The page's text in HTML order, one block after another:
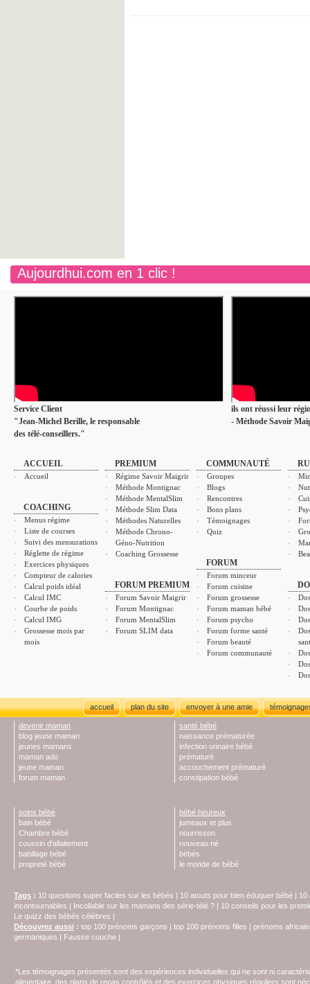
Aujourdhui.com en 1 clic !
Service Client
"Jean-Michel Berille, le responsable
des télé-conseillers."
ils ont réussi leur
- Méthode Savoir
ACCUEIL
Accueil
COACHING
Menus régime
Liste de courses
Suivi des mensurations
Réglette de régime
Exercices physiques
Compteur de calories
Calcul poids idéal
Calcul IMC
Courbe de poids
Calcul IMG
Grossesse mois par
mois
PREMIUM
Régime Savoir Maigrir
Méthode Montignac
Méthode MentalSlim
Méthode Slim Data
Méthodes Naturelles
Méthode Chrono-
Géno-Nutrition
Coaching Grossesse
FORUM PREMIUM
Forum Savoir Maigrir
Forum Montignac
Forum MentalSlim
Forum SLIM data
COMMUNAUTÉ
Groupes
Blogs
Rencontres
Bons plans
Témoignages
Quiz
FORUM
Forum minceur
Forum cuisine
Forum grossesse
Forum maman bébé
Forum psycho
Forum forme santé
Forum beauté
Forum communauté
accueil plan du site envoyer à une amie
devenir maman
blog jeune maman
jeunes mamans
maman ado
jeune maman
forum maman
santé bébé
naissance prématurée
infection urinaire bébé
prématuré
accouchement prématuré
constipation bébé
soins bébé
bain bébé
Chambre bébé
coussin d'allaitement
babillage bébé
propreté bébé
bébé heureux
jumeaux et plus
nourrisson
nouveau né
bébés
le monde de bébé
Tags : 10 questions super faciles sur les bébés | 10 atouts pour bien éduquer bébé | 10
incontournables | Incollable sur les mamans des série-télé ? | 10 conseils pour les
Le quizz des bébés célèbres |
Découvrez aussi : top 100 prénoms garçons | top 100 prénoms filles | prénoms
germaniques | Fausse couche |
*Les témoignages présentés sont des expériences individuelles qui ne sont ni
alimentaire, des plans de repas contrôlés et des exercices physiques réguliers sont